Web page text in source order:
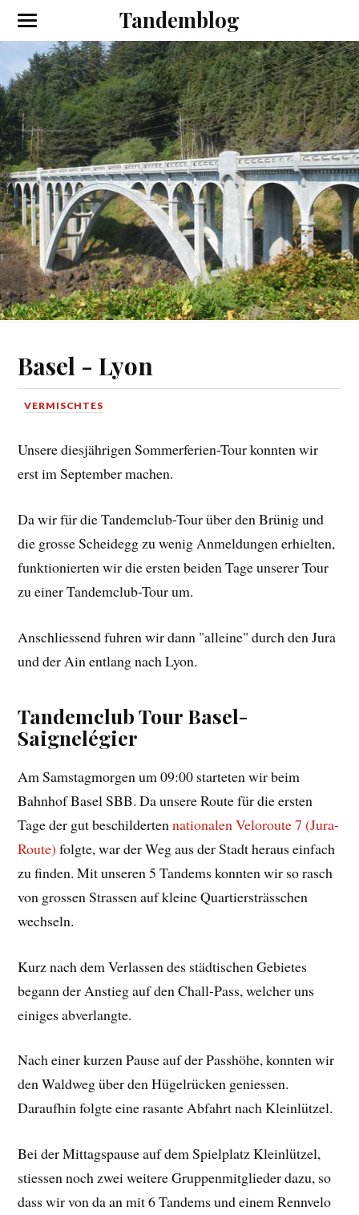
Tandemblog
Basel - Lyon
VERMISCHTES
Unsere diesjährigen Sommerferien-Tour konnten wir
erst im September machen.
Da wir für die Tandemclub-Tour über den Brünig und
die grosse Scheidegg zu wenig Anmeldungen erhielten,
funktionierten wir die ersten beiden Tage unserer Tour
zu einer Tandemclub-Tour um.
Anschliessend fuhren wir dann "alleine" durch den Jura
und der Ain entlang nach Lyon.
Tandemclub Tour Basel-
Saignelégier
Am Samstagmorgen um 09:00 starteten wir beim
Bahnhof Basel SBB. Da unsere Route für die ersten
Tage der gut beschilderten nationalen Veloroute 7 (Jura-
Route) folgte, war der Weg aus der Stadt heraus einfach
zu finden. Mit unseren 5 Tandems konnten wir so rasch
von grossen Strassen auf kleine Quartiersträsschen
wechseln.
Kurz nach dem Verlassen des städtischen Gebietes
begann der Anstieg auf den Chall-Pass, welcher uns
einiges abverlangte.
Nach einer kurzen Pause auf der Passhöhe, konnten wir
den Waldweg über den Hügelrücken geniessen.
Daraufhin folgte eine rasante Abfahrt nach Kleinlützel.
Bei der Mittagspause auf dem Spielplatz Kleinlützel,
stiessen noch zwei weitere Gruppenmitglieder dazu, so
dass wir von da an mit 6 Tandems und einem Rennvelo